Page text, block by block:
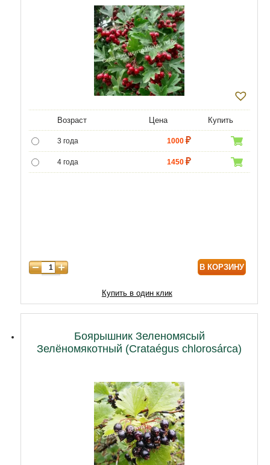
Возраст Цена Купить
3 года 1000
4 года 1450
9 лет В КОРЗИНУ
Купить в один клик
Боярышник Зеленомясый
Зелёномякотный (Crataégus chlorosárca)